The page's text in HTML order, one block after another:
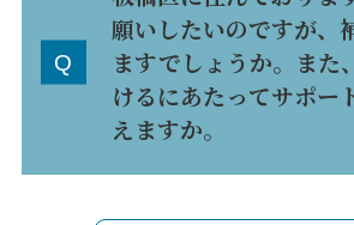
願いしたいのですが、
ますでしょうか。また
けるにあたってサポー
えますか。